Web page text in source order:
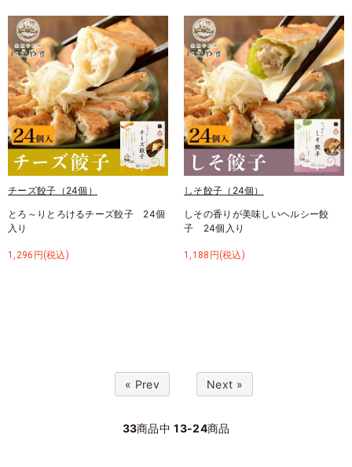
チーズ餃子（24個）
とろ～りとろけるチーズ餃子 24個
入り
1,296円(税込)
しそ餃子（24個）
しその香りが美味しいヘルシー餃
子 24個入り
1,188円(税込)
« Prev Next »
33商品中 13-24商品